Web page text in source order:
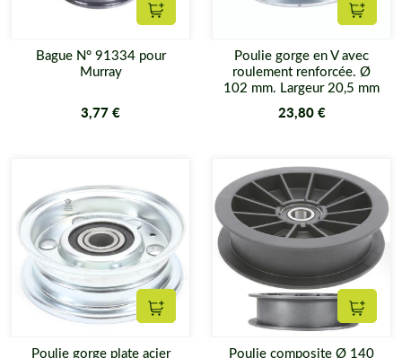
Ajouter au panier
Bague N° 91334 pour
Murray
3,77 €
Poulie gorge en V avec
roulement renforcée. Ø
102 mm. Largeur 20,5 mm
23,80 €
Ajouter au panier
Poulie gorge plate acier
Poulie composite Ø 140